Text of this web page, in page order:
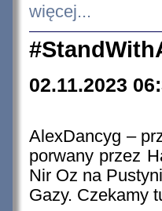
więcej...
02.11.2023
AlexDancyg –
porwany przez
Nir Oz na
Gazy. Czekamy